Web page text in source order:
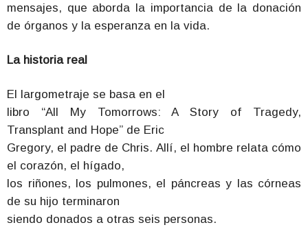
mensajes, que aborda la importancia de la donación
de órganos y la esperanza en la vida.
La historia real
El largometraje se basa en el
libro “All My Tomorrows: A Story of Tragedy,
Transplant and Hope” de Eric
Gregory, el padre de Chris. Allí, el hombre relata cómo
el corazón, el hígado,
los riñones, los pulmones, el páncreas y las córneas
de su hijo terminaron
siendo donados a otras seis personas.